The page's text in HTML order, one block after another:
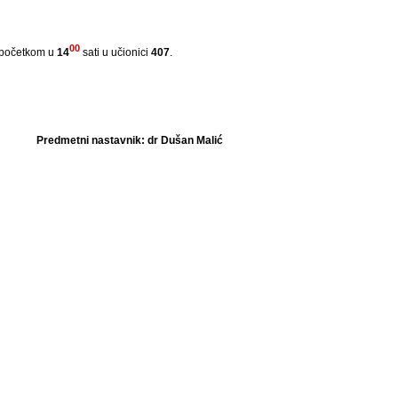
u 1400 sati u učionici 407.
Predmetni nastavnik: dr Dušan Malić